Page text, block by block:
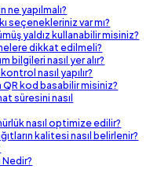
ne yapılmalı?
seçenekleriniz var mı?
yaldız kullanabilir misiniz?
dikkat edilmeli?
bilgileri nasıl yer alır?
nasıl yapılır?
kod basabilir misiniz?
süresini nasıl
nasıl optimize edilir?
kalitesi nasıl belirlenir?
Nedir?